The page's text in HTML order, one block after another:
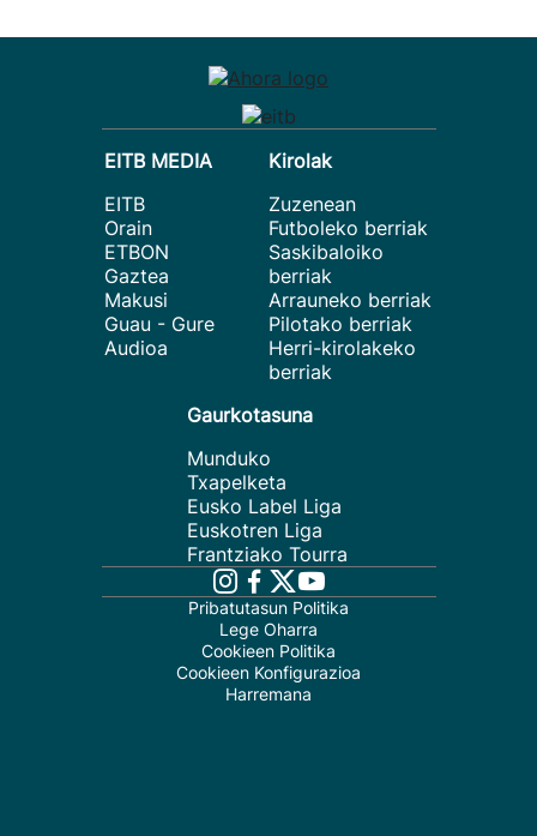
EITB MEDIA
EITB
Orain
ETBON
Gaztea
Makusi
Guau - Gure
Audioa
Kirolak
Zuzenean
Futboleko berriak
Saskibaloiko
berriak
Arrauneko berriak
Pilotako berriak
Herri-kirolakeko
berriak
Gaurkotasuna
Munduko
Txapelketa
Eusko Label Liga
Euskotren Liga
Frantziako Tourra
Pribatutasun Politika
Lege Oharra
Cookieen Politika
Cookieen Konfigurazioa
Harremana